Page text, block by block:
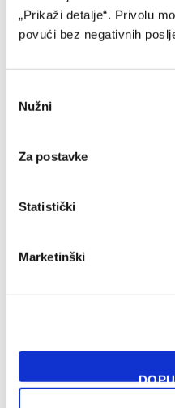
„Prikaži detalje“. Privolu
povući bez negativnih
Selection
Nužni
Za postavke
Statistički
Marketinški
Prethodne sezone
za Posušje